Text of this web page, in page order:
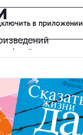
офлайн
в приложении